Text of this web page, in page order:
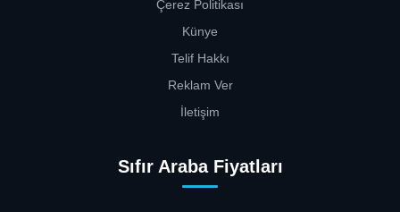
Çerez Politikası
Künye
Telif Hakkı
Reklam Ver
İletişim
Sıfır Araba Fiyatları